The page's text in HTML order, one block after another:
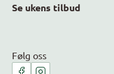
Se ukens tilbud
Følg oss